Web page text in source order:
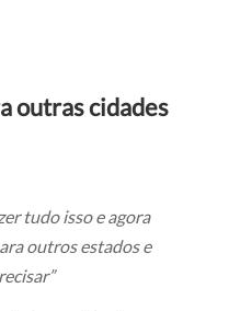
outras cidades
tudo isso e agora
outros estados e